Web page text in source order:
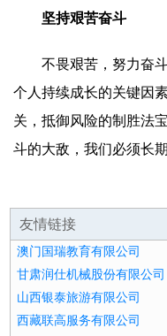
坚持艰苦奋斗
不畏艰苦，努力奋
个人持续成长的关键因
关，抵御风险的制胜法
斗的大敌，我们必须长
友情链接
澳门国瑞教育有限公司
甘肃润仕机械股份有限公司
山西银泰旅游有限公司
西藏联高服务有限公司